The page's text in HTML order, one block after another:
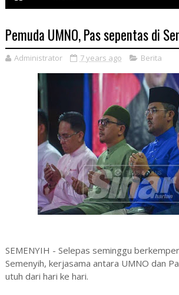
Pemuda UMNO, Pas sepentas di
Administrator 7 years ago Berita
SEMENYIH - Selepas seminggu
Semenyih, kerjasama antara UMNO dan
utuh dari hari ke hari.